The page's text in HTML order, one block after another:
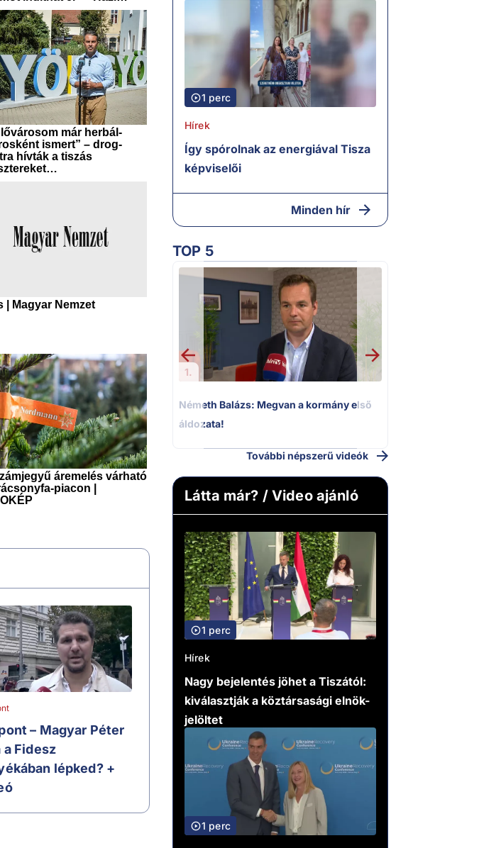
– Magyar Péter
a Fidesz
lépked? +
1 perc
Hírek
Így spórolnak az energiával Tisza
képviselői
Minden hír
TOP 5
1.
Németh Balázs: Megvan a kormány első
áldozata!
További népszerű videók
Látta már? / Video ajánló
1 perc
Hírek
Nagy bejelentés jöhet a Tiszától:
kiválasztják a köztársasági elnök-
jelöltet
1 perc